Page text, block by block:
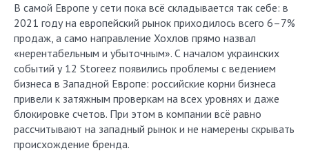
В самой Европе у сети пока всё складывается так себе: в
2021 году на европейский рынок приходилось всего 6–7%
продаж, а само направление Хохлов прямо назвал
«нерентабельным и убыточным». С началом украинских
событий у 12 Storeez появились проблемы с ведением
бизнеса в Западной Европе: российские корни бизнеса
привели к затяжным проверкам на всех уровнях и даже
блокировке счетов. При этом в компании всё равно
рассчитывают на западный рынок и не намерены скрывать
происхождение бренда.